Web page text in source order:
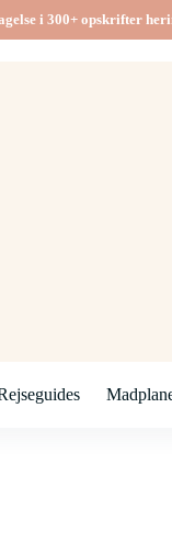
i 300+ opskrifter